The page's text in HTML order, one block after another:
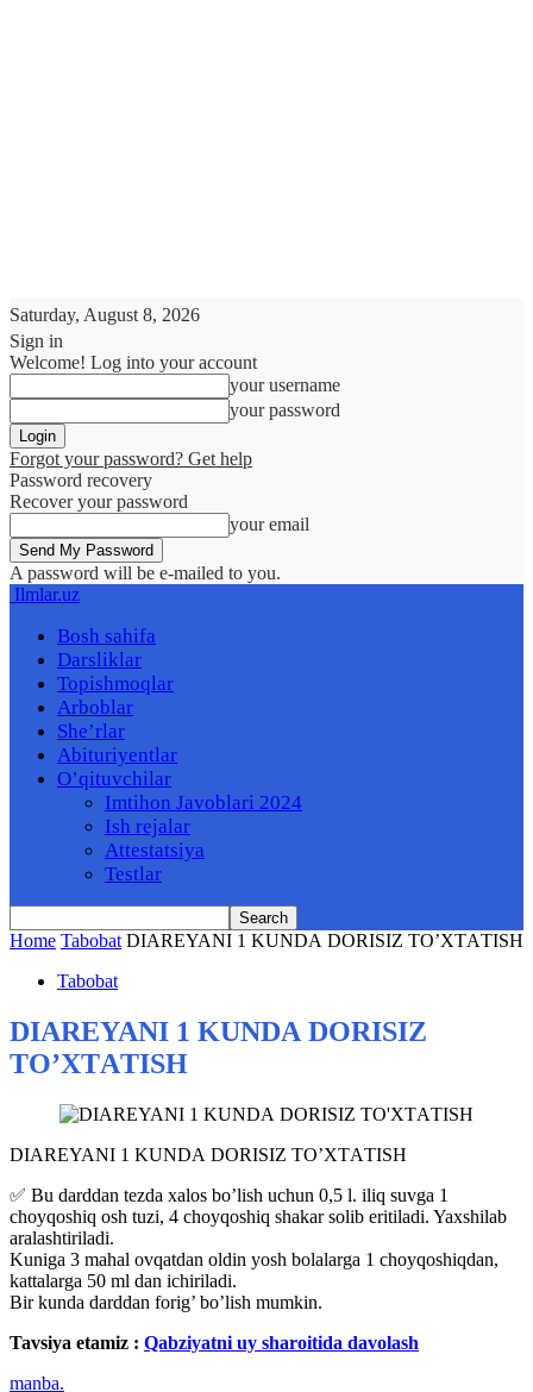
Saturday, August 8, 2026
Sign in
Welcome! Log into your account
your username
your password
Forgot your password? Get help
Password recovery
Recover your password
your email
A password will be e-mailed to you.
Ilmlar.uz
Bosh sahifa
Darsliklar
Topishmoqlar
Arboblar
She’rlar
Abituriyentlar
O’qituvchilar
Imtihon Javoblari 2024
Ish rejalar
Attestatsiya
Testlar
Home Tabobat DIАREYANI 1 KUNDА DORISIZ TO’XTАTISH
Tabobat
DIАREYANI 1 KUNDА DORISIZ
TO’XTАTISH
DIАREYANI 1 KUNDА DORISIZ TO’XTАTISH
✅ Bu darddan tezda xalos boʼlish uchun 0,5 l. iliq suvga 1
choyqoshiq osh tuzi, 4 choyqoshiq shakar solib eritiladi. Yaxshilab
aralashtiriladi.
Kuniga 3 mahal ovqatdan oldin yosh bolalarga 1 choyqoshiqdan,
kattalarga 50 ml dan ichiriladi.
Bir kunda darddan forig’ boʼlish mumkin.
Tavsiya etamiz : Qabziyatni uy sharoitida davolash
manba.